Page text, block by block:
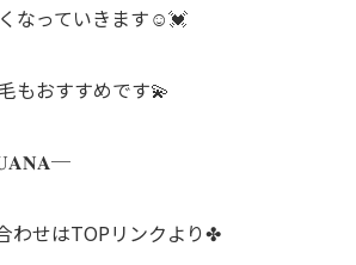
なっていきます☺️💓
もおすすめです💫
わせはTOPリンクより✤